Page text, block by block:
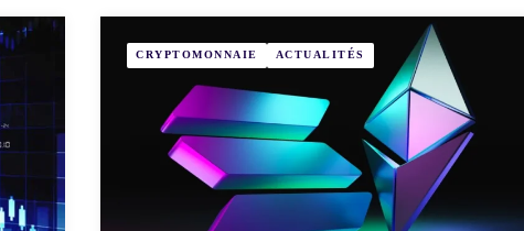
CRYPTOMONNAIE ACTUALITÉS